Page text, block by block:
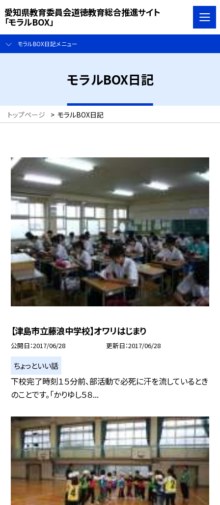
愛知県教育委員会道徳教育総合推進サイト
「モラルBOX」
モラルBOX日記メニュー
モラルBOX日記
トップページ > モラルBOX日記
【津島市立藤浪中学校】オワリはじまり
公開日 2017/06/28 更新日 2017/06/28
ちょっといい話
下校完了時刻１５分前、部活動で必死に汗を流しているとき
のことです。「かりゆし５８...